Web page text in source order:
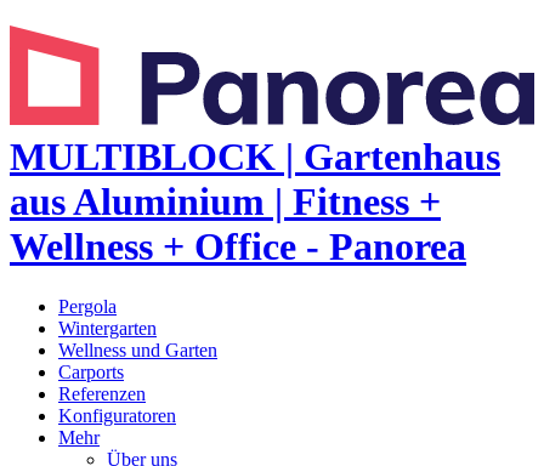
MULTIBLOCK | Gartenhaus
aus Aluminium | Fitness +
Wellness + Office - Panorea
Pergola
Wintergarten
Wellness und Garten
Carports
Referenzen
Konfiguratoren
Mehr
Über uns